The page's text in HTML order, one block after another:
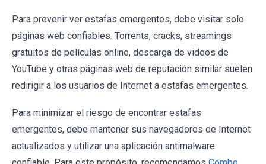
Para prevenir ver estafas emergentes, debe visitar solo
páginas web confiables. Torrents, cracks, streamings
gratuitos de películas online, descarga de videos de
YouTube y otras páginas web de reputación similar suelen
redirigir a los usuarios de Internet a estafas emergentes.
Para minimizar el riesgo de encontrar estafas
emergentes, debe mantener sus navegadores de Internet
actualizados y utilizar una aplicación antimalware